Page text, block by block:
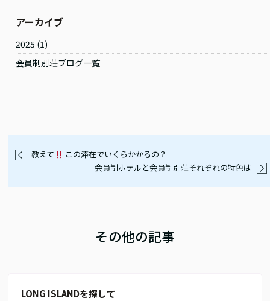
アーカイブ
2025 (1)
会員制別荘ブログ一覧
教えて
この滞在でいくらかかるの？
会員制ホテルと会員制別荘それぞれの特色は
その他の記事
LONG ISLANDを探して